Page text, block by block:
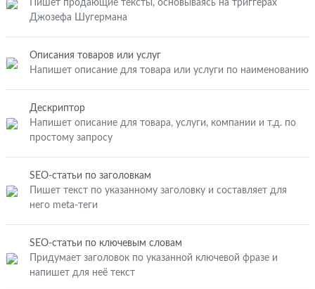
Пишет продающие тексты, основываясь на триггерах
Джозефа Шугермана
Описания товаров или услуг
Напишет описание для товара или услуги по наименованию
Дескриптор
Напишет описание для товара, услуги, компании и т.д. по
простому запросу
SEO-статьи по заголовкам
Пишет текст по указанному заголовку и составляет для
него meta-теги
SEO-статьи по ключевым словам
Придумает заголовок по указанной ключевой фразе и
напишет для неё текст